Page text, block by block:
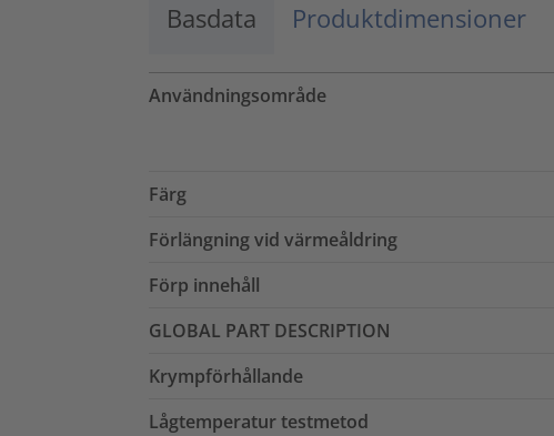
Basdata Produktdimensioner
Användningsområde
Färg
Förlängning vid värmeåldring
Förp innehåll
GLOBAL PART DESCRIPTION
Krympförhållande
Lågtemperatur testmetod